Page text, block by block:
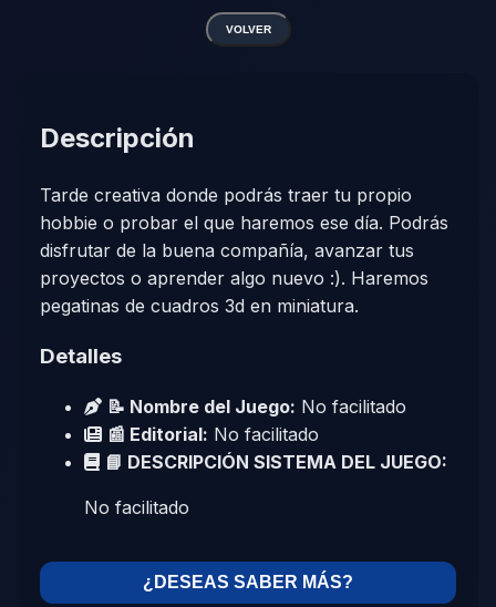
VOLVER
Descripción
Tarde creativa donde podrás traer tu propio
hobbie o probar el que haremos ese día. Podrás
disfrutar de la buena compañía, avanzar tus
proyectos o aprender algo nuevo :). Haremos
pegatinas de cuadros 3d en miniatura.
Detalles
📝 Nombre del Juego: No facilitado
📰 Editorial: No facilitado
📘 DESCRIPCIÓN SISTEMA DEL JUEGO:
No facilitado
¿DESEAS SABER MÁS?